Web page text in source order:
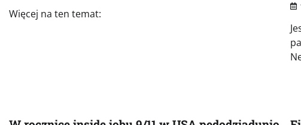
Więcej na ten temat: